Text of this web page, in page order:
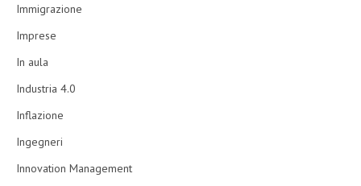
Immigrazione
Imprese
In aula
Industria 4.0
Inflazione
Ingegneri
Innovation Management